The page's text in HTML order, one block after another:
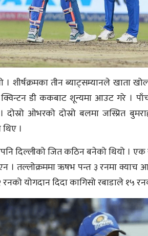
शीर्षक्रमका तीन ब्याट्सम्यानले खाता
डी ककबाट शून्यमा आउट गरे ।
ओभरको दोस्रो बलमा जस्प्रित
।
दिल्लीको जित कठिन बनेको थियो ।
। तल्लोक्रममा ऋषभ पन्त ३ रनमा क्याच
योगदान दिदा कागिसो रबाडाले १५